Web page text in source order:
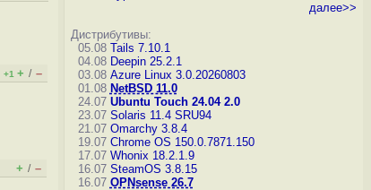
+1 + / –
+ / –
далее>>
Дистрибутивы:
05.08 Tails 7.10.1
04.08 Deepin 25.2.1
03.08 Azure Linux 3.0.20260803
01.08 NetBSD 11.0
24.07 Ubuntu Touch 24.04 2.0
23.07 Solaris 11.4 SRU94
21.07 Omarchy 3.8.4
19.07 Chrome OS 150.0.7871.150
17.07 Whonix 18.2.1.9
16.07 SteamOS 3.8.15
16.07 OPNsense 26.7